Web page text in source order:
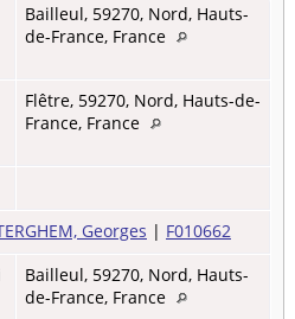
Bailleul, 59270, Nord, Hauts-
de-France, France
Flêtre, 59270, Nord, Hauts-de-
France, France
Georges | F010662
Bailleul, 59270, Nord, Hauts-
de-France, France